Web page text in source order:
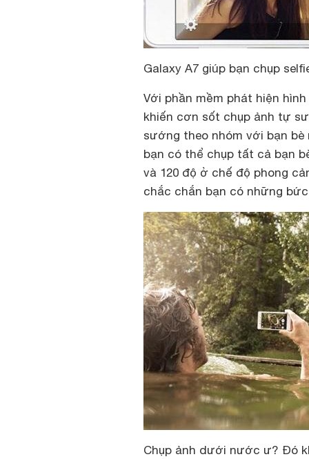
Galaxy A7 giúp bạn chụp
Với phần mềm phát hiện
khiến cơn sốt chụp ảnh tự
sướng theo nhóm với bạn
bạn có thể chụp tất cả bạn
và 120 độ ở chế độ phong
chắc chắn bạn có những
Chụp ảnh dưới nước ư? Đó